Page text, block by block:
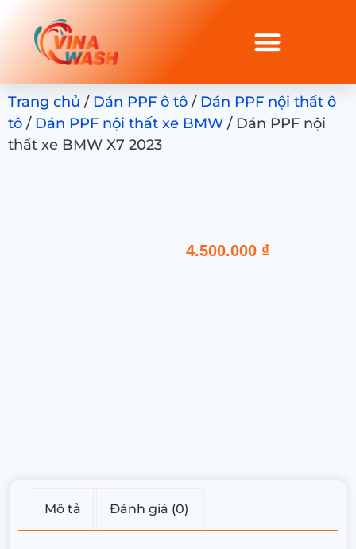
Trang chủ / Dán PPF ô tô / Dán PPF nội thất ô
tô / Dán PPF nội thất xe BMW / Dán PPF nội
thất xe BMW X7 2023
4.500.000 ₫
Mô tả Đánh giá (0)